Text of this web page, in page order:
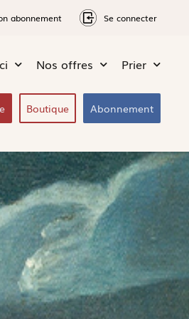
abonnement Se connecter
Nos offres Prier
Boutique Abonnement